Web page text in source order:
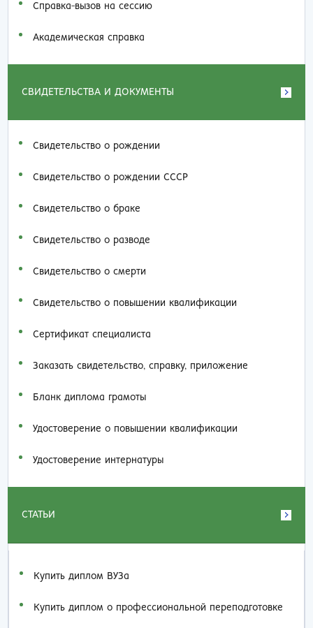
Справка-вызов на сессию
Академическая справка
СВИДЕТЕЛЬСТВА И ДОКУМЕНТЫ
Свидетельство о рождении
Свидетельство о рождении СССР
Свидетельство о браке
Свидетельство о разводе
Свидетельство о смерти
Свидетельство о повышении квалификации
Сертификат специалиста
Заказать cвидетельство, справку, приложение
Бланк диплома грамоты
Удостоверение о повышении квалификации
Удостоверение интернатуры
СТАТЬИ
Купить диплом ВУЗа
Купить диплом о профессиональной переподготовке